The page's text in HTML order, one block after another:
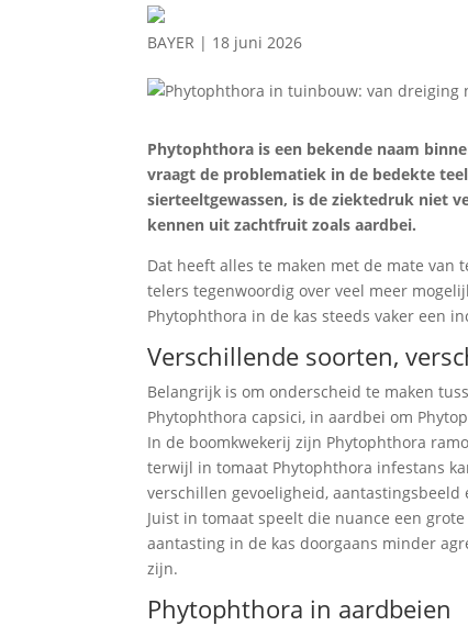
BAYER | 18 juni 2026
Phytophthora is een bekende naam
vraagt de problematiek in de bedekte
sierteeltgewassen, is de ziektedruk niet
kennen uit zachtfruit zoals aardbei.
Dat heeft alles te maken met de mate
telers tegenwoordig over veel meer
Phytophthora in de kas steeds vaker een
Verschillende soorten,
Belangrijk is om onderscheid te maken
Phytophthora capsici, in aardbei om
In de boomkwekerij zijn Phytophthora
terwijl in tomaat Phytophthora infestans
verschillen gevoeligheid,
Juist in tomaat speelt die nuance een
aantasting in de kas doorgaans minder
zijn.
Phytophthora in aardbeien